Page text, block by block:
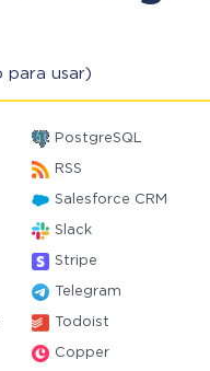
para usar)
PostgreSQL
RSS
Salesforce CRM
Slack
Stripe
Telegram
Todoist
Copper